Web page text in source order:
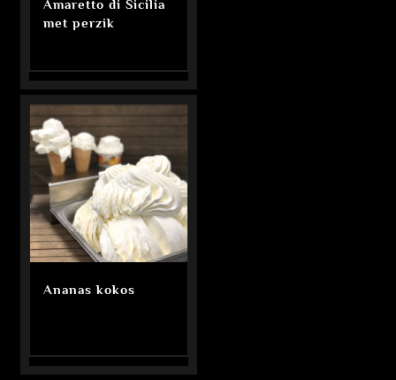
Amaretto di Sicilia
met perzik
Ananas kokos